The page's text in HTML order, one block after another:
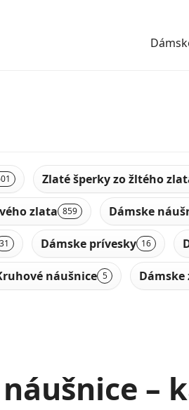
Zlaté šperky zo žltého
zlata 859 Dámske
31 Dámske prívesky 16
náušnice 5
–